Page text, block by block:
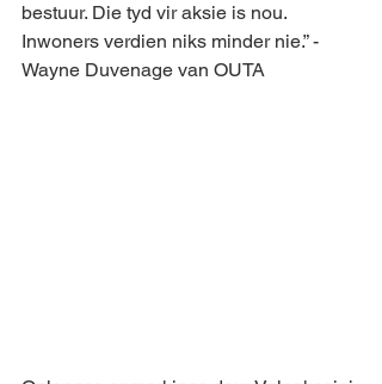
bestuur. Die tyd vir aksie is nou.
Inwoners verdien niks minder nie.” -
Wayne Duvenage van OUTA